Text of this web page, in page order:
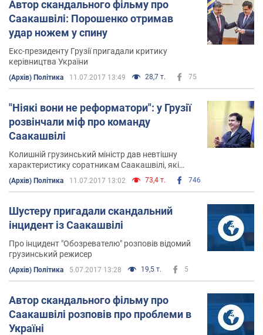
Автор скандального фільму про
Саакашвілі: Порошенко отримав
удар ножем у спину
Екс-президенту Грузії пригадали критику
керівництва України
(Архів) Політика 11.07.2017 13:49 28,7 т. 75
"Ніякі вони не реформатори": у Грузії
розвінчали міф про команду
Саакашвілі
Колишній грузинський міністр дав невтішну
характеристику соратникам Саакашвілі, які
перебралися в Україну
(Архів) Політика 11.07.2017 13:02 73,4 т. 746
Шустеру пригадали скандальний
інцидент із Саакашвілі
Про інцидент "Обозревателю" розповів відомий
грузинський режисер
(Архів) Політика 5.07.2017 13:28 19,5 т. 5
Автор скандального фільму про
Саакашвілі розповів про проблеми в
Україні